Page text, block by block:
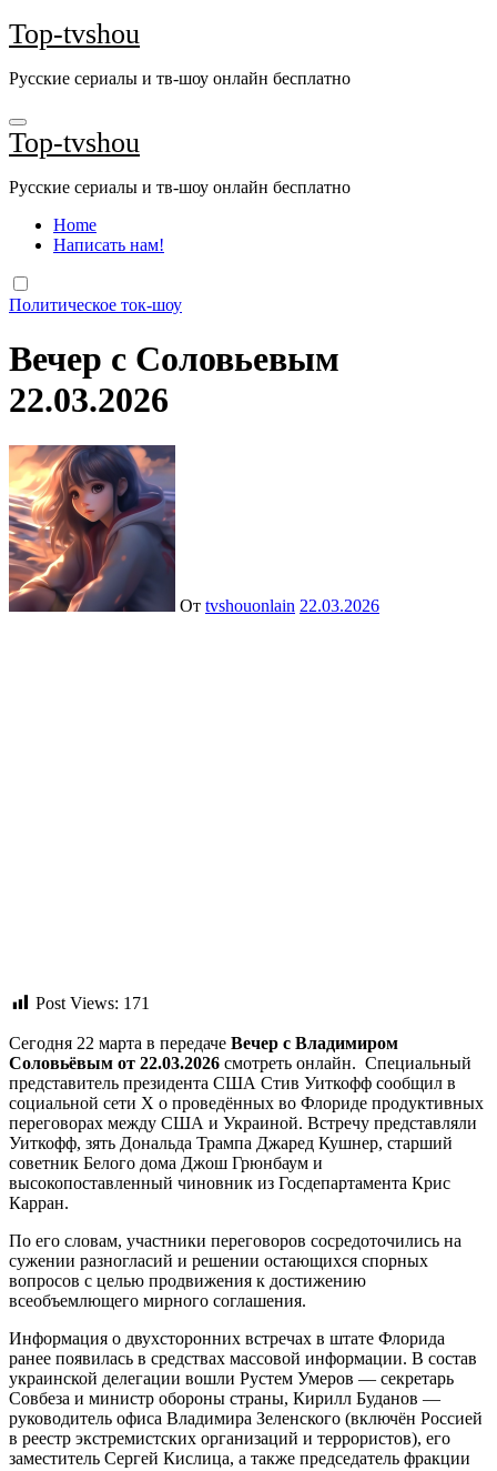
Перейти
к
Top-tvshou
Русские сериалы и тв-шоу онлайн бесплатно
Top-tvshou
Русские сериалы и тв-шоу онлайн бесплатно
Home
Написать нам!
Политическое ток-шоу
Вечер с Соловьевым
22.03.2026
От tvshouonlain 22.03.2026
Post Views: 171
Сегодня 22 марта в передаче Вечер с Владимиром
Соловьёвым от 22.03.2026 смотреть онлайн. Специальный
представитель президента США Стив Уиткофф сообщил в
социальной сети X о проведённых во Флориде продуктивных
переговорах между США и Украиной. Встречу представляли
Уиткофф, зять Дональда Трампа Джаред Кушнер, старший
советник Белого дома Джош Грюнбаум и
высокопоставленный чиновник из Госдепартамента Крис
Карран.
По его словам, участники переговоров сосредоточились на
сужении разногласий и решении остающихся спорных
вопросов с целью продвижения к достижению
всеобъемлющего мирного соглашения.
Информация о двухсторонних встречах в штате Флорида
ранее появилась в средствах массовой информации. В состав
украинской делегации вошли Рустем Умеров — секретарь
Совбеза и министр обороны страны, Кирилл Буданов —
руководитель офиса Владимира Зеленского (включён Россией
в реестр экстремистских организаций и террористов), его
заместитель Сергей Кислица, а также председатель фракции